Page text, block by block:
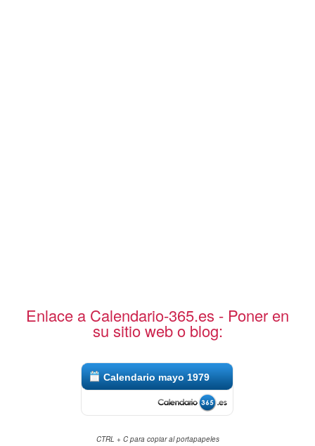
Enlace a Calendario-365.es - Poner en
su sitio web o blog:
Calendario mayo 1979
CTRL + C para copiar al portapapeles